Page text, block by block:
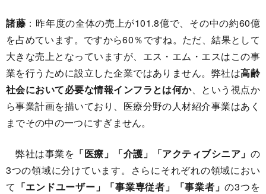
諸藤 ：昨年度の全体の売上が101.8億で、その中の約60億
を占めています。ですから60％ですね。ただ、結果として
大きな売上となっていますが、エス・エム・エスはこの事
業を行うために設立した企業ではありません。弊社は高齢
社会において必要な情報インフラとは何か、という視点か
ら事業計画を描いており、医療分野の人材紹介事業はあく
までその中の一つにすぎません。
弊社は事業を 「医療」「介護」「アクティブシニア」 の
3つの領域に分けています。さらにそれぞれの領域におい
て 「エンドユーザー」「事業専従者」「事業者」の3つを